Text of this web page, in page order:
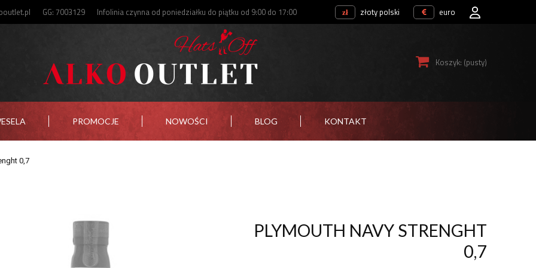
GG: 7003129 Infolinia czynna od poniedziałku do piątku od 9:00 do 17:00 złoty polski euro
Koszyk: (pusty)
PROMOCJE NOWOŚCI BLOG KONTAKT
0,7
PLYMOUTH NAVY STRENGHT
0,7